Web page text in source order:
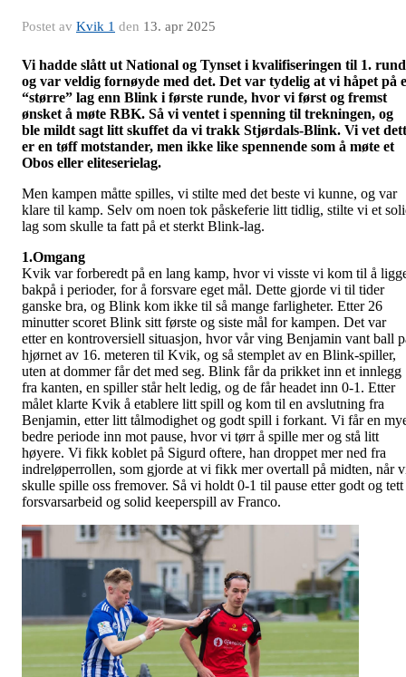
Postet av Kvik 1 den 13. apr 2025
Vi hadde slått ut National og Tynset i kvalifiseringen til 1.
og var veldig fornøyde med det. Det var tydelig at vi håpet på
“større” lag enn Blink i første runde, hvor vi først og fremst
ønsket å møte RBK. Så vi ventet i spenning til trekningen, og
ble mildt sagt litt skuffet da vi trakk Stjørdals-Blink. Vi vet
er en tøff motstander, men ikke like spennende som å møte et
Obos eller eliteserielag.
Men kampen måtte spilles, vi stilte med det beste vi kunne, og var
klare til kamp. Selv om noen tok påskeferie litt tidlig, stilte vi et
lag som skulle ta fatt på et sterkt Blink-lag.
1.Omgang
Kvik var forberedt på en lang kamp, hvor vi visste vi kom til å
bakpå i perioder, for å forsvare eget mål. Dette gjorde vi til tider
ganske bra, og Blink kom ikke til så mange farligheter. Etter 26
minutter scoret Blink sitt første og siste mål for kampen. Det var
etter en kontroversiell situasjon, hvor vår ving Benjamin vant ball
hjørnet av 16. meteren til Kvik, og så stemplet av en Blink-spiller,
uten at dommer får det med seg. Blink får da prikket inn et innlegg
fra kanten, en spiller står helt ledig, og de får headet inn 0-1. Etter
målet klarte Kvik å etablere litt spill og kom til en avslutning fra
Benjamin, etter litt tålmodighet og godt spill i forkant. Vi får en
bedre periode inn mot pause, hvor vi tørr å spille mer og stå litt
høyere. Vi fikk koblet på Sigurd oftere, han droppet mer ned fra
indreløperrollen, som gjorde at vi fikk mer overtall på midten, når
skulle spille oss fremover. Så vi holdt 0-1 til pause etter godt og tett
forsvarsarbeid og solid keeperspill av Franco.